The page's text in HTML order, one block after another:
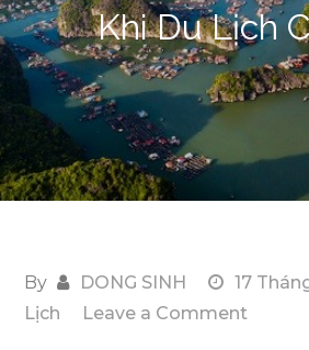
Khi Du Lịch
By DONG SINH 17
Lịch
Leave a Comment